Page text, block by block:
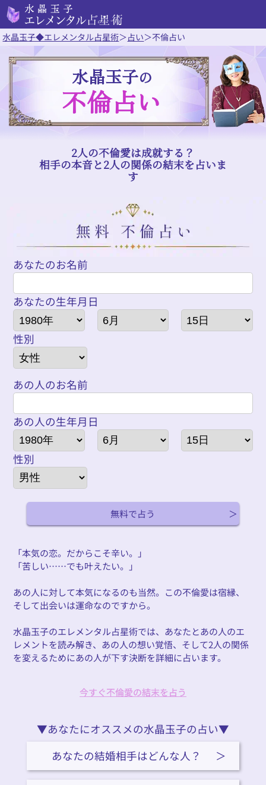
水晶玉子◆エレメンタル占星術＞占い＞不倫占い
水晶玉子の
不倫占い
2人の不倫愛は成就する？
相手の本音と2人の関係の結末を占いま
す
あなたのお名前
あなたの生年月日
性別
あの人のお名前
あの人の生年月日
性別
無料で占う
「本気の恋。だからこそ辛い。」
「苦しい……でも叶えたい。」
あの人に対して本気になるのも当然。この不倫愛は宿縁、
そして出会いは運命なのですから。
水晶玉子のエレメンタル占星術では、あなたとあの人のエ
レメントを読み解き、あの人の想い覚悟、そして2人の関係
を変えるためにあの人が下す決断を詳細に占います。
今すぐ不倫愛の結末を占う
今すぐ不倫愛の結末を占う
▼あなたにオススメの水晶玉子の占い▼
あなたの結婚相手はどんな人？